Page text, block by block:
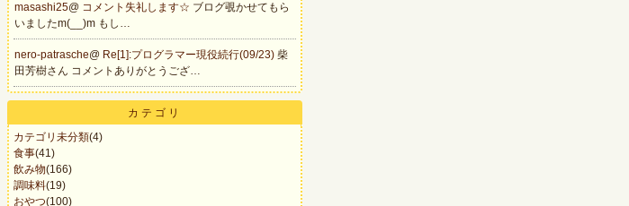
masashi25@ コメント失礼します☆ ブログ覗かせてもら
いましたm(__)m もし…
nero-patrasche@ Re[1]:プログラマー現役続行(09/23) 柴
田芳樹さん コメントありがとうござ…
カテゴリ
カテゴリ未分類(4)
食事(41)
飲み物(166)
調味料(19)
おやつ(100)